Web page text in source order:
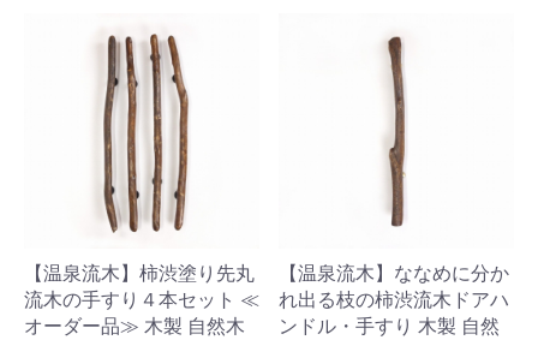
【温泉流木】柿渋塗り先丸
流木の手すり４本セット ≪
オーダー品≫ 木製 自然木
【温泉流木】ななめに分か
れ出る枝の柿渋流木ドアハ
ンドル・手すり 木製 自然